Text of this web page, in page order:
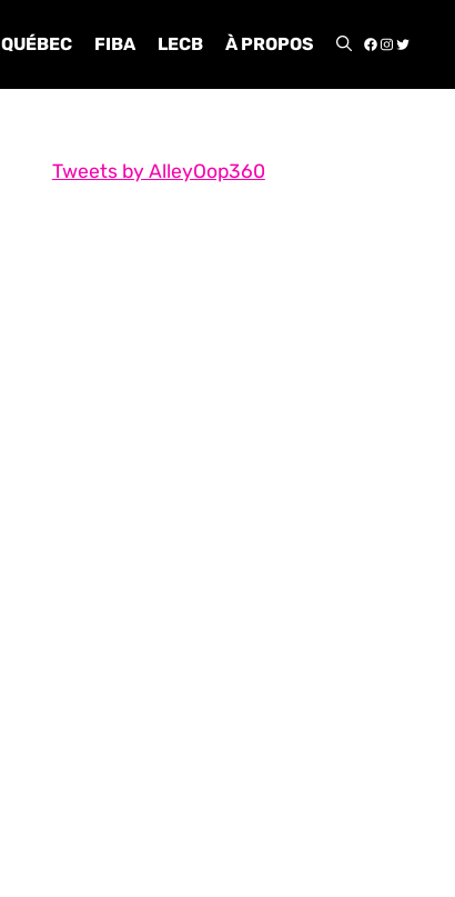
QUÉBEC FIBA LECB À PROPOS
Tweets by AlleyOop360